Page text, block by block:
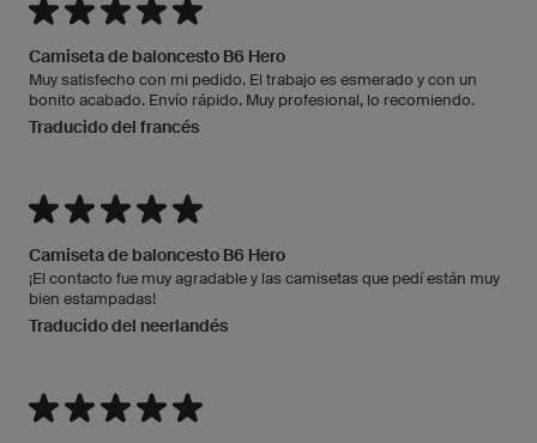
Camiseta de baloncesto B6 Hero
Muy satisfecho con mi pedido. El trabajo es esmerado y con un
bonito acabado. Envío rápido. Muy profesional, lo recomiendo.
Traducido del francés
Camiseta de baloncesto B6 Hero
¡El contacto fue muy agradable y las camisetas que pedí están muy
bien estampadas!
Traducido del neerlandés